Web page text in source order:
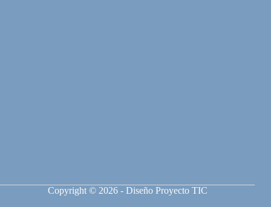
Copyright © 2026 - Diseño Proyecto TIC